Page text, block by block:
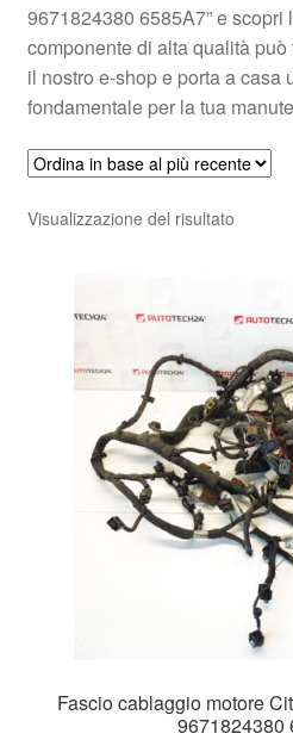
9671824380 6585A7” e scopri
componente di alta qualità
il nostro e-shop e porta a casa
fondamentale per la tua
Visualizzazione del risultato
Fascio cablaggio motore
9671824380